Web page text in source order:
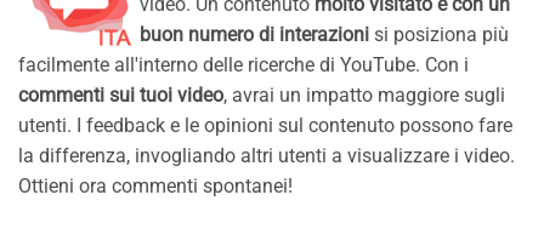
buon numero di interazioni si posiziona più
facilmente all'interno delle ricerche di YouTube. Con i
commenti sui tuoi video, avrai un impatto maggiore sugli
utenti. I feedback e le opinioni sul contenuto possono fare
la differenza, invogliando altri utenti a visualizzare i video.
Ottieni ora commenti spontanei!